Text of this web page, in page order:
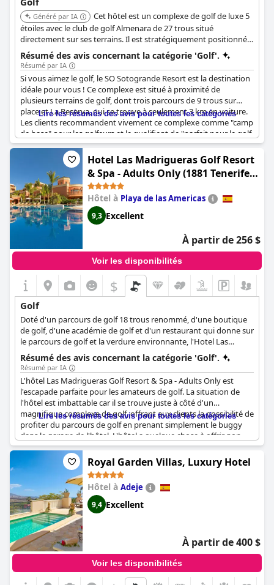
Généré par IA
Cet hôtel est un complexe de golf de luxe 5
étoiles avec le club de golf Almenara de 27 trous situé
directement sur ses terrains. Il est stratégiquement positionné à
moins de 10 minutes d'autres parcours de golf de premier ordre
comme Valderrama, La Reserva et le Real Club de Golf
Sotogrande.
Résumé des avis concernant la catégorie 'Golf'.
Résumé par IA
Si vous aimez le golf, le SO Sotogrande Resort est la destination
idéale pour vous ! Ce complexe est situé à proximité de
plusieurs terrains de golf, dont trois parcours de 9 trous sur
place et La Reserva, qui se trouve à seulement 3 km en voiture.
Les clients recommandent vivement ce complexe comme "camp
de base" pour les golfeurs et le qualifient de "parfait pour le golf
et le sport". Bien qu'un client ait mentionné l'absence d'un
practice, la plupart des clients ont fait l'éloge des parcours de
golf et des possibilités offertes dans les environs. Réservez donc
votre prochaine escapade golfique au SO Sotogrande Resort !
Lire les résumés des avis pour toutes les catégories
Hotel Las Madrigueras Golf Resort
& Spa - Adults Only (1881 Tenerife
Madrigueras Golf Hotel)
Hôtel à Playa de las Americas
9,3 Excellent
À partir de 256 $
Voir les disponibilités
$
Golf
Doté d'un parcours de golf 18 trous renommé, d'une boutique
de golf, d'une académie de golf et d'un restaurant qui donne sur
le parcours de golf et la verdure environnante, l'Hotel Las
Madrigueras Golf Resort & Spa est un choix idéal pour une
expérience de golf des plus agréables et mémorables.
Résumé des avis concernant la catégorie 'Golf'.
Résumé par IA
L'hôtel Las Madrigueras Golf Resort & Spa - Adults Only est
l'escapade parfaite pour les amateurs de golf. La situation de
l'hôtel est imbattable car il se trouve juste à côté d'un
magnifique complexe de golf, offrant aux clients la possibilité de
profiter du parcours de golf en prenant simplement le buggy
dans le garage de l'hôtel. L'hôtel a quelque chose à offrir non
seulement aux golfeurs expérimentés, mais aussi aux
débutants, qui peuvent prendre des leçons de golf pour
débutants ou simplement se promener sur le parcours avec les
buggys de golf en libre accès. Le parcours de golf a reçu de
nombreux commentaires positifs de la part des clients, qui le
décrivent comme génial et merveilleux. Les clients de l'hôtel
peuvent également profiter d'un séjour paisible grâce aux
excellentes installations du restaurant. Cet hôtel est un excellent
choix pour un week-end de golf, offrant à la fois golf et
tranquillité.
Lire les résumés des avis pour toutes les catégories
Royal Garden Villas, Luxury Hotel
Hôtel à Adeje
9,4 Excellent
À partir de 400 $
Voir les disponibilités